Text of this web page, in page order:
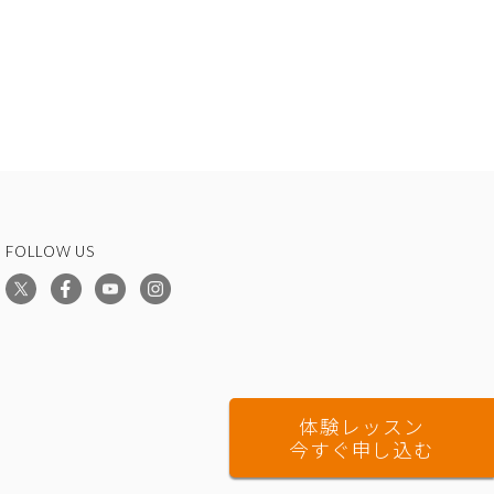
体験レッスン
今すぐ申し込む
FOLLOW US